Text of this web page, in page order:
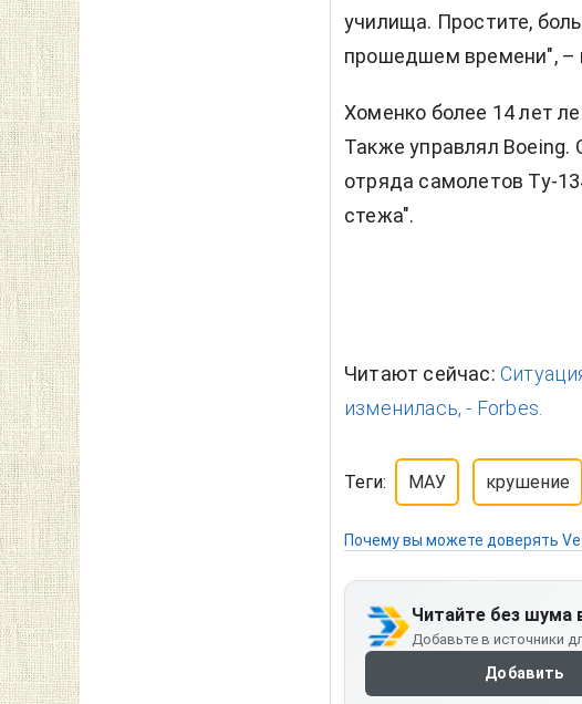
училища. Простите,
прошедшем времени", –
Хоменко более 14 лет
Также управлял Boeing.
отряда самолетов Ту-
стежа".
Читают сейчас:
изменилась, - Forbes.
Теги: МАУ крушение
Почему вы можете доверять
Читайте без шума
Добавьте в источники
Добавить